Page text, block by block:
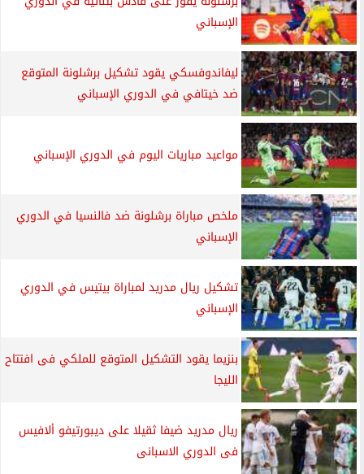
الإسباني
ليفاندوفسكي يقود تشكيل برشلونة المتوقع
ضد خيتافي في الدوري الإسباني
مواعيد مباريات اليوم في الدوري الإسباني
ملخص مباراة برشلونة ضد فالنسيا في الدوري
الإسباني
تشكيل ريال مدريد لمباراة بيتيس في الدوري
الإسباني
بنزيما يقود التشكيل المتوقع للملكي فى افتتاح
الليجا
ريال مدريد ضيفا ثقيلا على ديبورتيفو ألافيس
فى الدوري الاسبانى